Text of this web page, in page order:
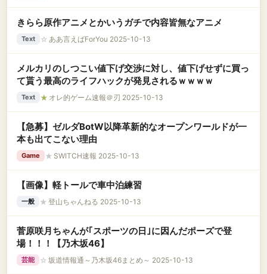
きらら原作アニメとかいうガチで内容皆無なアニメ
Text ☆ ああ言えばForYou 2025-10-13
メルカリのしつこい値下げ交渉に対し、値下げせずに買っ
て貰う最高のライフハックが発見されるｗｗｗｗ
Text ★ オレ的ゲーム速報＠刃 2025-10-13
【急募】ゼルダBotW以降革新的なオープンワールドが一
本も出てこない理由
Game ★ SWITCH速報 2025-10-13
【画像】軽トールで車中泊練習
一般 ★ 登山ちゃんねる 2025-10-13
菅原咲月ちゃんが｢スポーツの日｣に因んだポーズで登
場！！！【乃木坂46】
芸能 ☆ 坂道情報通～乃木坂46まとめ～ 2025-10-13